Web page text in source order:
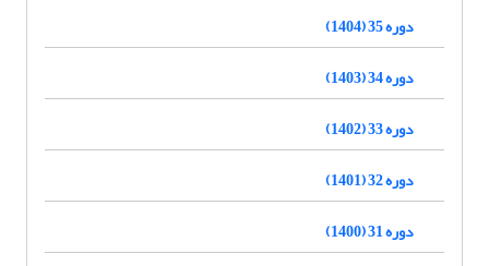
دوره 35 (1404)
دوره 34 (1403)
دوره 33 (1402)
دوره 32 (1401)
دوره 31 (1400)